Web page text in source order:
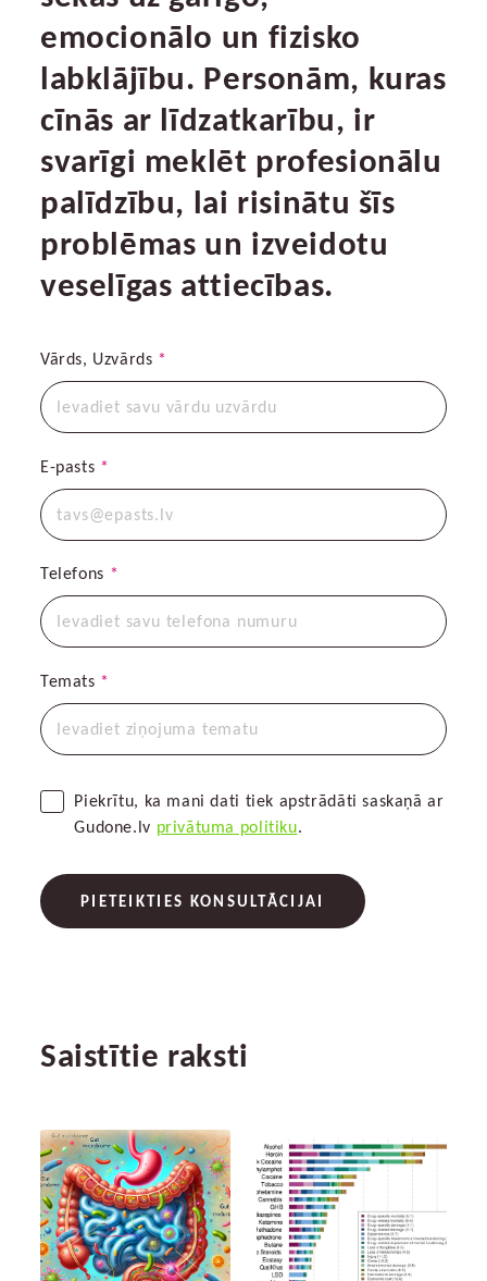
emocionālo un fizisko
labklājību. Personām, kuras
cīnās ar līdzatkarību, ir
svarīgi meklēt profesionālu
palīdzību, lai risinātu šīs
problēmas un izveidotu
veselīgas attiecības.
Vārds, Uzvārds *
E-pasts *
Telefons *
Temats *
Piekrītu, ka mani dati tiek apstrādāti saskaņā ar
Gudone.lv privātuma politiku.
PIETEIKTIES KONSULTĀCIJAI
Saistītie raksti